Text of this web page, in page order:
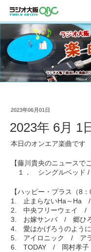
2023年06月01日
2023年 6月 1
本日のオンエア楽曲です
【藤川貴央のニュースで
１． シングルベッド
【ハッピー・プラス（8
1. 止まらないHa～Ha
2. 中央フリーウェイ /
3. お嫁サンバ / 郷ひ
4. 愛はかげろうのよう
5. アイロニック / アラ
6. TODAY / 岡村孝子